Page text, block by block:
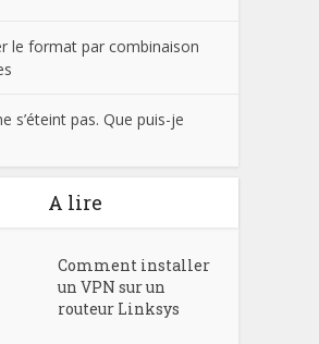
le format par combinaison
s’éteint pas. Que puis-je
A lire
Comment installer
un VPN sur un
routeur Linksys